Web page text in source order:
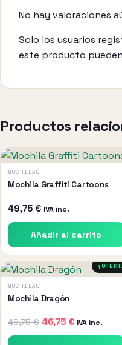
No hay valoraciones
Solo los usuarios
este producto
Productos
MOCHILAS
Mochila Graffiti Cartoons
49,75 € IVA inc.
Añadir al carrito
MOCHILAS
Mochila Dragón
49,75€ El
precio
46,75 €El
precio
IVA inc.